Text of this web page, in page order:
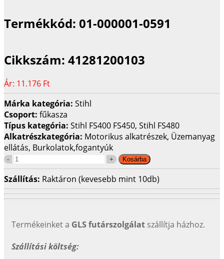
Termékkód: 01-000001-0591
Cikkszám: 41281200103
Ár: 11.176 Ft
Márka kategória: Stihl
Csoport: fűkasza
Típus kategória: Stihl FS400 FS450, Stihl FS480
Alkatrészkategória: Motorikus alkatrészek, Üzemanyag
ellátás, Burkolatok,fogantyúk
Szállítás: Raktáron (kevesebb mint 10db)
Termékeinket a GLS futárszolgálat szállítja házhoz.
Szállítási költség: